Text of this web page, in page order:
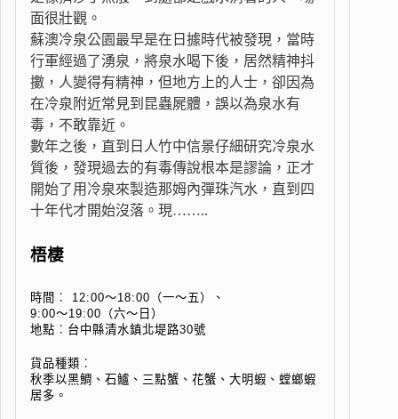
面很壯觀。
蘇澳冷泉公園最早是在日據時代被發現，當時
行軍經過了湧泉，將泉水喝下後，居然精神抖
擻，人變得有精神，但地方上的人士，卻因為
在冷泉附近常見到昆蟲屍體，誤以為泉水有
毒，不敢靠近。
數年之後，直到日人竹中信景仔細研究冷泉水
質後，發現過去的有毒傳說根本是謬論，正才
開始了用冷泉來製造那姆內彈珠汽水，直到四
十年代才開始沒落。現……..
梧棲
時間︰ 12:00～18:00（一～五）、
9:00～19:00（六～日）
地點︰台中縣清水鎮北堤路30號
貨品種類︰
秋季以黑鯛、石鱸、三點蟹、花蟹、大明蝦、螳螂蝦
居多。